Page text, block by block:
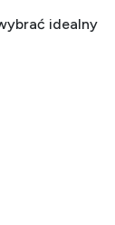
idealny